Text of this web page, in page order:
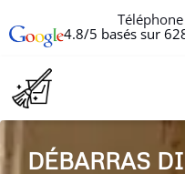
Téléphone
4.8/5 basés sur
DÉBARRAS